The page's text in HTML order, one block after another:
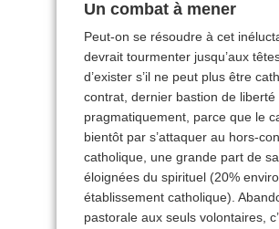
Un combat à mener
Peut-on se résoudre à cet
devrait tourmenter jusqu’aux
d’exister s’il ne peut plus être
contrat, dernier bastion de liberté
pragmatiquement, parce que le
bientôt par s’attaquer au hors-
catholique, une grande part de
éloignées du spirituel (20%
établissement catholique).
pastorale aux seuls volontaires,